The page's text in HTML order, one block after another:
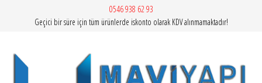
0546 938 62 93
Geçici bir süre için tüm ürünlerde iskonto olarak KDV alınmamaktadır!